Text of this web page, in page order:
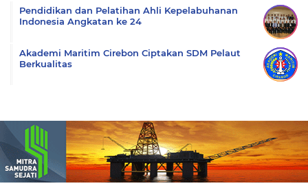
Pendidikan dan Pelatihan Ahli Kepelabuhanan
Indonesia Angkatan ke 24
Akademi Maritim Cirebon Ciptakan SDM Pelaut
Berkualitas